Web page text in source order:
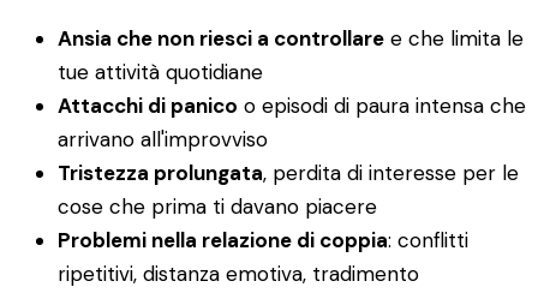
Ansia che non riesci a controllare e che limita le
tue attività quotidiane
Attacchi di panico o episodi di paura intensa che
arrivano all'improvviso
Tristezza prolungata, perdita di interesse per le
cose che prima ti davano piacere
Problemi nella relazione di coppia: conflitti
ripetitivi, distanza emotiva, tradimento